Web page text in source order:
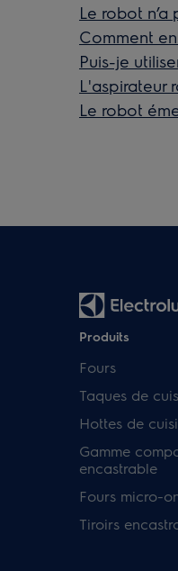
Le robot
Comment
Puis-je
L'aspirateur
Le robot
Produits
Fours
Taques de
Hottes de
Gamme
encastrable
Fours micro-
Tiroirs